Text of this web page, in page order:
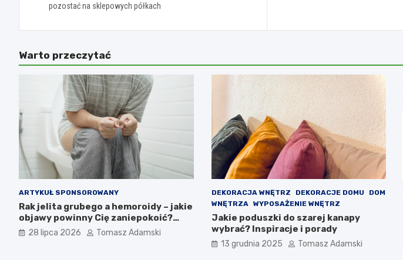
pozostać na sklepowych półkach
Warto przeczytać
ARTYKUŁ SPONSOROWANY
Rak jelita grubego a hemoroidy – jakie
objawy powinny Cię zaniepokoić?
Diagnostyka i różnice
28 lipca 2026 Tomasz Adamski
DEKORACJA WNĘTRZ DEKORACJE DOMU
DOM
WNĘTRZA
WYPOSAŻENIE WNĘTRZ
Jakie poduszki do szarej kanapy
wybrać? Inspiracje i porady
13 grudnia 2025 Tomasz Adamski